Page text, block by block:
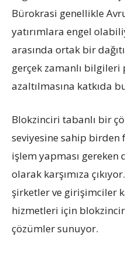
Bürokrasi genellikle
yatırımlara engel
arasında ortak bir
gerçek zamanlı
azaltılmasına katkıda
Blokzinciri tabanlı bir
seviyesine sahip
işlem yapması
olarak karşımıza
şirketler ve girişimciler
hizmetleri için
çözümler sunuyor.